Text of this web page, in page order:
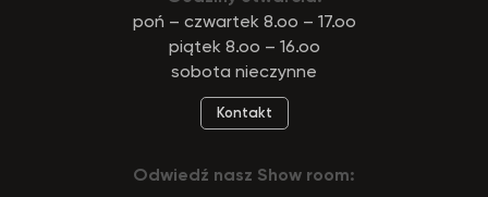
poń – czwartek 8.oo – 17.oo
piątek 8.oo – 16.oo
sobota nieczynne
Odwiedź nasz Show room:
Kontakt